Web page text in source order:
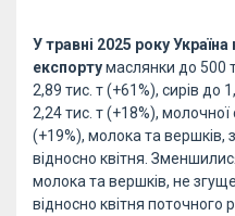
У травні 2025 року
експортумаслянки до 500
2,89 тис. т (+61%), сирів до
2,24 тис. т (+18%),
(+19%), молока та вершків,
відносно квітня.
молока та вершків, не
відносно квітня поточного